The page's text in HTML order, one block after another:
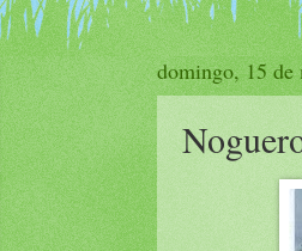
domingo, 15 de